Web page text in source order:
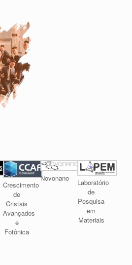
Crescimento
de
Cristais
Avançados
e
Fotônica
Novonano
Laboratório
de
Pesquisa
em
Materiais